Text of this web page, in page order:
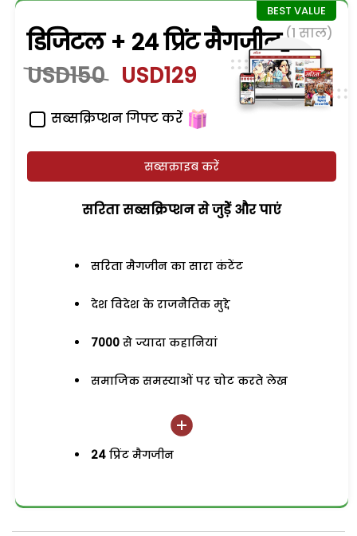
डिजिटल + 24 प्रिंट मैगजीन (1 साल)
USD150 USD129
सब्सक्रिप्शन गिफ्ट करें
सब्सक्राइब करें
सरिता सब्सक्रिप्शन से जुड़ेें और पाएं
सरिता मैगजीन का सारा कंटेंट
देश विदेश के राजनैतिक मुद्दे
7000 से ज्यादा कहानियां
समाजिक समस्याओं पर चोट करते लेख
24 प्रिंट मैगजीन